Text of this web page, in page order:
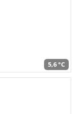
5,6 °C